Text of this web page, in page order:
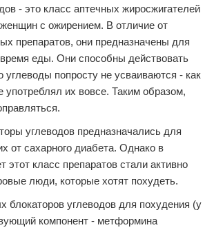
- это класс аптечных жиросжигателей
с ожирением. В отличие от
препаратов, они предназначены для
еды. Они способны действовать
углеводы попросту не усваиваются - как
употреблял их вовсе. Таким образом,
углеводов предназначались для
от сахарного диабета. Однако в
этот класс препаратов стали активно
люди, которые хотят похудеть.
блокаторов углеводов для похудения (у
компонент - метформина